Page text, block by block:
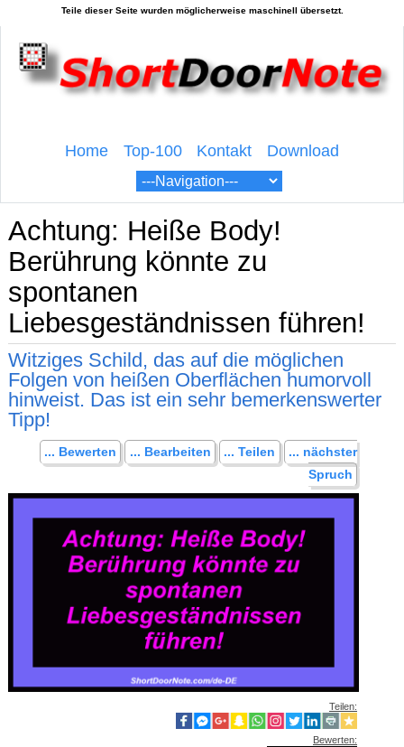
Home Top-100 Kontakt Download
Achtung: Heiße Body!
Berührung könnte zu
spontanen
Liebesgeständnissen führen!
Witziges Schild, das auf die möglichen
Folgen von heißen Oberflächen humorvoll
hinweist. Das ist ein sehr bemerkenswerter
Tipp!
... Bewerten ... Bearbeiten ... Teilen
... nächster
Spruch
Teilen:
Bewerten: